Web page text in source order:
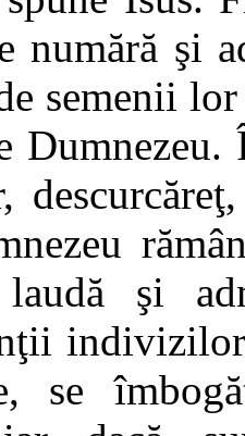
numără şi
semenii
şi
se